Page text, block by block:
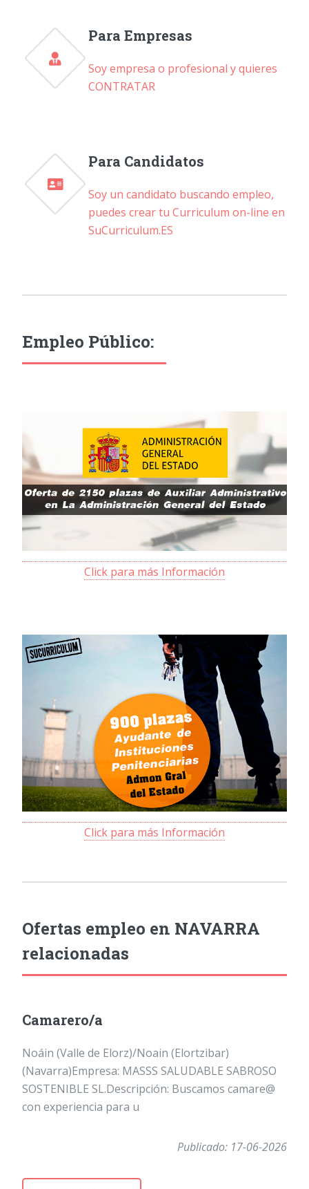
Para Empresas
Soy empresa o profesional y quieres
CONTRATAR
Para Candidatos
Soy un candidato buscando empleo,
puedes crear tu Curriculum on-line en
SuCurriculum.ES
Empleo Público:
Click para más Información
Click para más Información
Ofertas empleo en NAVARRA
relacionadas
Camarero/a
Noáin (Valle de Elorz)/Noain (Elortzibar)
(Navarra)Empresa: MASSS SALUDABLE SABROSO
SOSTENIBLE SL.Descripción: Buscamos camare@
con experiencia para u
Publicado: 17-06-2026